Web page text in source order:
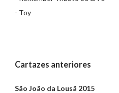
- Toy
Cartazes anteriores
São João da Lousã 2015